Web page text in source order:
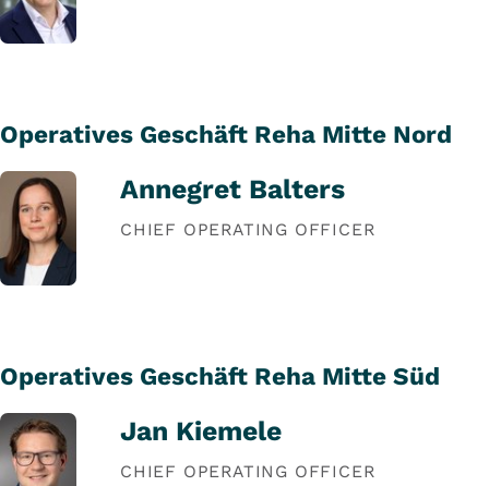
Operatives Geschäft Reha Mitte Nord
Annegret Balters
CHIEF OPERATING OFFICER
Operatives Geschäft Reha Mitte Süd
Jan Kiemele
CHIEF OPERATING OFFICER